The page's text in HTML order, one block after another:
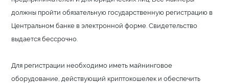
должны пройти обязательную государственную регистрацию в
Центральном банке в электронной форме. Свидетельство
выдается бессрочно.
Для регистрации необходимо иметь майнинговое
оборудование, действующий криптокошелек и обеспечить